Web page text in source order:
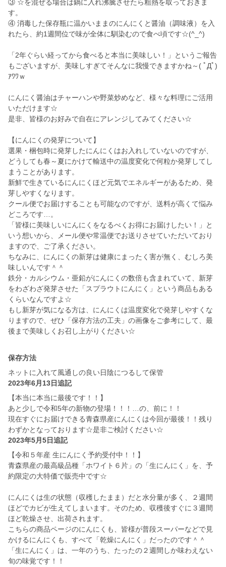
③ ☆を混ぜる場合は鍋に入れ沸騰させたら粗熱を取っておきま
す。
④ 消毒した保存瓶に温かいままのにんにくと醤油（調味液）を入
れたら、約1週間位で味が全体に馴染むので食べ頃です☆(^_^)
「2年ぐらい経ってから食べると本当に美味しい！」というご報告
もございますが、美味しすぎてそんなに我慢できますかね～( ﾟДﾟ)
ｱﾜﾜｗ
にんにく醤油はチャーハンや野菜炒めなど、様々な料理にご活用
いただけます☆
是非、皆様のお好みで自在にアレンジしてみてください☆
【にんにくの発芽について】
選果・梱包時に発芽したにんにくはお入れしていないのですが、
どうしても春～夏にかけて輸送中の温度変化で何粒か発芽してし
まうことがあります。
新鮮で生きているにんにくほど元気でエネルギーがあるため、発
芽しやすくなります。
クール便でお届けすることも可能なのですが、送料が高くて悩み
どころです…。
「皆様に美味しいにんにくをなるべくお得にお届けしたい！」と
いう想いから、メール便や常温便でお送りさせていただいており
ますので、ご了承ください。
ちなみに、にんにくの新芽は健康にまったく害が無く、むしろ美
味しいんです＾＾
鉄分・カルシウム・亜鉛がにんにくの数倍も含まれていて、新芽
をわざわざ発芽させた「スプラウトにんにく」という商品もある
くらいなんですよ☆
もし新芽が気になる方は、にんにくは温度変化で発芽しやすくな
りますので、ぜひ「保存方法の工夫」の画像をご参考にして、最
後まで美味しくお召し上がりください☆
保存方法
ネットに入れて風通しの良い日陰につるして保管
2023年6月13日追記
【本当に本当に最後です！！】
あと少しで令和5年の新物の登場！！！…の、前に！！
現在すぐにお届けできる青森県産にんにくは今回が最後！！残り
わずかとなっております☆是非ご検討ください☆
2023年5月5日追記
【令和５年産 生にんにく予約受付中！！】
青森県産の最高級品種「ホワイト６片」の「生にんにく」を、予
約限定の大特価で販売中です☆
にんにくは生の状態（収穫したまま）だと水分量が多く、２週間
ほどでカビが生えてしまいます。そのため、収穫後すぐに３週間
ほど乾燥させ、出荷されます。
こちらの商品ページのにんにくも、皆様が普段スーパーなどで見
かけるにんにくも、すべて「乾燥にんにく」だったのです＾＾
「生にんにく」は、一年のうち、たったの２週間しか味わえない
旬の味覚です！！